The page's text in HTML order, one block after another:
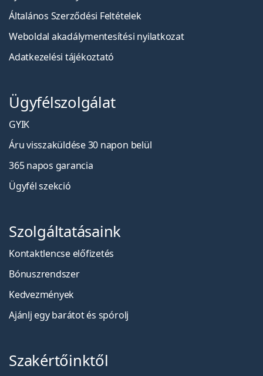
Általános Szerződési Feltételek
Weboldal akadálymentesítési nyilatkozat
Adatkezelési tájékoztató
Ügyfélszolgálat
GYIK
Áru visszaküldése 30 napon belül
365 napos garancia
Ügyfél szekció
Szolgáltatásaink
Kontaktlencse előfizetés
Bónuszrendszer
Kedvezmények
Ajánlj egy barátot és spórolj
Szakértőinktől